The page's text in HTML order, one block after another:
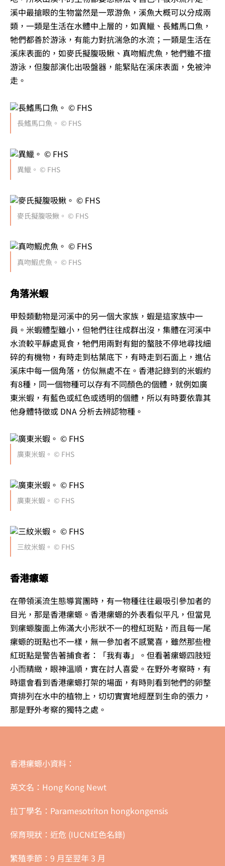
溪中最搶眼的生物當然是一眾游魚，溪魚大概可以分成兩
類，一類是生活在水體中上層的，如異鱲、長鰭馬口魚，
牠們都善於游泳，有能力對抗湍急的水流；一類是生活在
溪床表面的，如麥氏擬腹吸鰍、真吻鰕虎魚，牠們雖不擅
游泳，但腹部演化出吸盤器，能緊貼在溪床表面，免被沖
走。
長鰭馬口魚。 © FHS
異鱲。 © FHS
麥氏擬腹吸鰍。 © FHS
真吻鰕虎魚。 © FHS
角落米蝦
甲殼類動物是河溪中的另一個大家族，蝦是這家族中一
員。米蝦體型雖小，但牠們往往成群出沒，集體在河溪中
水流較平靜處覓食，牠們用兩對有鉗的螯肢不停地尋找細
碎的有機物，有時走到枯葉底下，有時走到石面上，進佔
溪床中每一個角落，仿似無處不在。香港記錄到的米蝦約
有8種，同一個物種可以存有不同顏色的個體，就例如廣
東米蝦，有藍色或紅色或透明的個體，所以有時要依靠其
他身體特徵或 DNA 分析去辨認物種。
廣東米蝦。 © FHS
廣東米蝦。 © FHS
三紋米蝦。 © FHS
香港瘰螈
在帶領溪流生態導賞團時，有一物種往往最吸引參加者的
目光，那是香港瘰螈。香港瘰螈的外表看似平凡，但當見
到瘰螈腹面上佈滿大小形狀不一的橙紅斑點，而且每一尾
瘰螈的斑點也不一樣，無一參加者不感驚喜，雖然那些橙
紅斑點是警告著捕食者：「我有毒」。但看著瘰螈四肢短
小而精緻，眼神溫順，實在討人喜愛。在野外考察時，有
時還會看到香港瘰螈打架的場面，有時則看到牠們的卵整
齊排列在水中的植物上，切切實實地經歷到生命的張力，
那是野外考察的獨特之處。
香港瘰螈小資料：
英文名：Hong Kong Newt
拉丁學名：Paramesotriton hongkongensis
保育現狀：近危 (IUCN紅色名錄)
繁殖季節：9 月至翌年 3 月